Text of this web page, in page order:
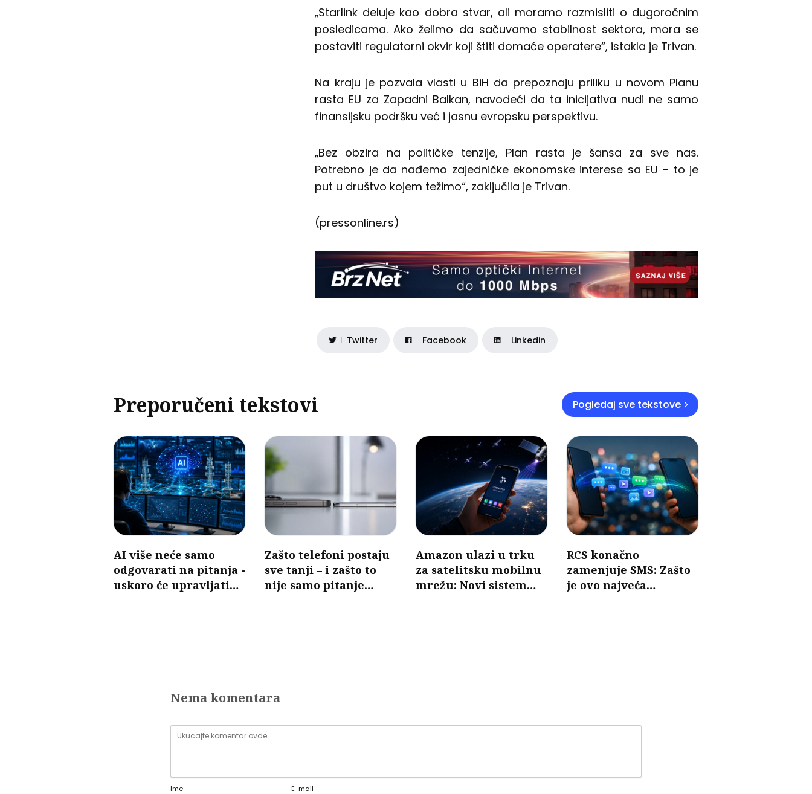
„Starlink deluje kao dobra stvar, ali moramo razmisliti o dugoročnim
posledicama. Ako želimo da sačuvamo stabilnost sektora, mora se
postaviti regulatorni okvir koji štiti domaće operatere“, istakla je Trivan.
Na kraju je pozvala vlasti u BiH da prepoznaju priliku u novom Planu
rasta EU za Zapadni Balkan, navodeći da ta inicijativa nudi ne samo
finansijsku podršku već i jasnu evropsku perspektivu.
„Bez obzira na političke tenzije, Plan rasta je šansa za sve nas.
Potrebno je da nađemo zajedničke ekonomske interese sa EU – to je
put u društvo kojem težimo“, zaključila je Trivan.
(pressonline.rs)
Twitter Facebook Linkedin
Preporučeni tekstovi Pogledaj sve tekstove
AI više neće samo
odgovarati na pitanja -
uskoro će upravljati
Zašto telefoni postaju
sve tanji – i zašto to
nije samo pitanje
Amazon ulazi u trku
za satelitsku mobilnu
mrežu: Novi sistem
RCS konačno
zamenjuje SMS: Zašto
je ovo najveća
Nema komentara
Ime E-mail